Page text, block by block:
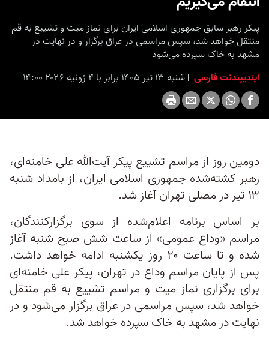
پیکر رهبر سابق جمهوری اسلامی ایران برای نماز میت و تشییع به قم
منتقل خواهد شد، سپس مراسمی در عراق برگزار و در نهایت در
مشهد به خاک سپرده می‌شود
ایندیپندنت فارسی شنبه ۱۳ تیر ۱۴۰۵ برابر با ۴ ژوئیه ۲۰۲۶ ۱۴:۰۰
دومین روز از مراسم تشییع پیکر آیت‌الله علی خامنه‌ای،
رهبر کشته‌شده جمهوری اسلامی ایران، از بامداد شنبه
۱۳ تیر در مصلی تهران آغاز شد.
بر اساس برنامه اعلام‌شده از سوی برگزارکنندگان،
مراسم «وداع عمومی» از ساعت شش صبح شنبه آغاز
شده و تا ساعت ۲۰ روز یکشنبه ادامه خواهد داشت.
پس از پایان مراسم وداع در تهران، پیکر علی خامنه‌ای
برای برگزاری نماز میت و مراسم تشییع به قم منتقل
خواهد شد، سپس مراسمی در عراق برگزار می‌شود و در
نهایت در مشهد به خاک سپرده خواهد شد.